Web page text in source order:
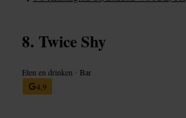
Twice Shy
Eten en drinken • Bar
4,9